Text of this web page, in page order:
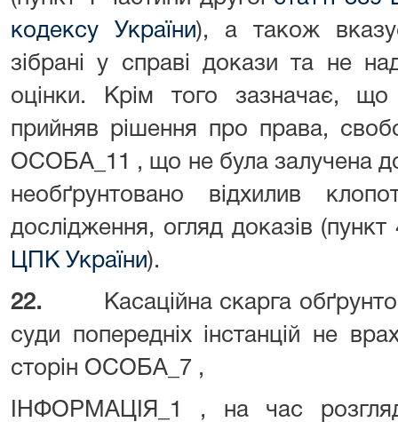
кодексу України), а також
зібрані у справі докази та не
оцінки. Крім того зазначає, що
прийняв рішення про права,
ОСОБА_11 , що не була залучена
необґрунтовано відхилив
дослідження, огляд доказів
ЦПК України).
22.
Касаційна скарга
суди попередніх інстанцій не
сторін ОСОБА_7 ,
ІНФОРМАЦІЯ_1 , на час